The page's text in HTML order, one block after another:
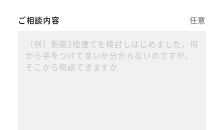
ご相談内容 任意